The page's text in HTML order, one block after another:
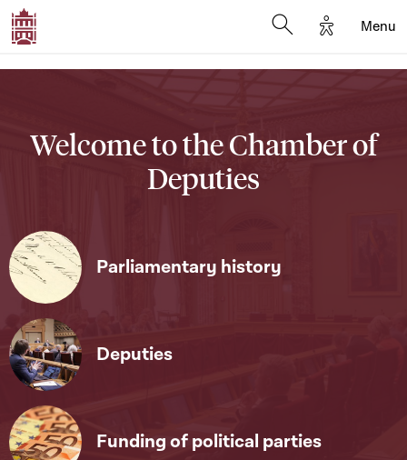
Options
Menu
Welcome to the Chamber of
Deputies
Parliamentary history
Deputies
Funding of political parties